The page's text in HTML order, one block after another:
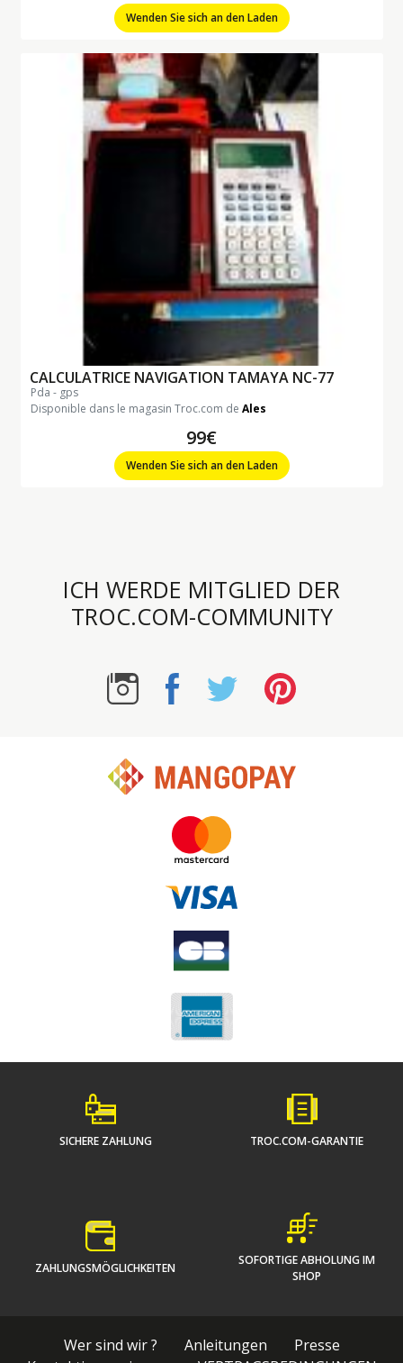
Wenden Sie sich an den Laden
CALCULATRICE NAVIGATION TAMAYA NC-77
pda - gps
Disponible dans le magasin Troc.com de Ales
99€
Wenden Sie sich an den Laden
ICH WERDE MITGLIED DER
TROC.COM-COMMUNITY
SICHERE ZAHLUNG TROC.COM-GARANTIE
ZAHLUNGSMÖGLICHKEITEN
SOFORTIGE ABHOLUNG IM
SHOP
Wer sind wir ? Anleitungen
Presse